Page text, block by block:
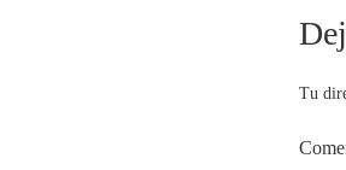
Tu